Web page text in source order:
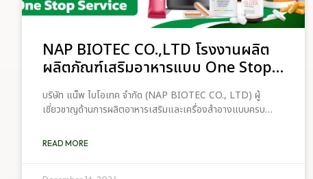
NAP BIOTEC CO.,LTD โรงงานผลิต
ผลิตภัณฑ์เสริมอาหารแบบ One Stop
Service
บริษัท แน็พ ไบโอเทค จำกัด (NAP BIOTEC CO., LTD) ผู้
เชี่ยวชาญด้านการผลิตอาหารเสริมและเครื่องสำอางแบบครบ
เริ่มต้นธุรกิจอาหารเสริมที่มีคุณภาพและมาตรฐาน ทำไมต้องเลือก
READ MORE